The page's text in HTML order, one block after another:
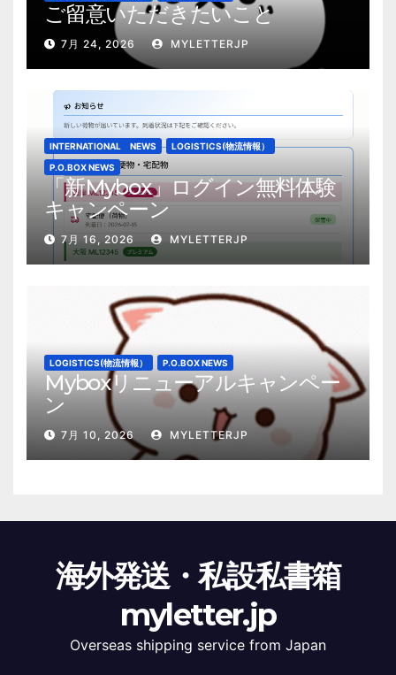
ご留意いただきたいこと
7月 24, 2026 MYLETTERJP
INTERNATIONAL NEWS
LOGISTICS(物流情報）
P.O.BOX NEWS
「新Mybox」ログイン無料体験
キャンペーン
7月 16, 2026 MYLETTERJP
LOGISTICS(物流情報） P.O.BOX NEWS
Myboxリニューアルキャンペー
ン
7月 10, 2026 MYLETTERJP
海外発送・私設私書箱
myletter.jp
Overseas shipping service from Japan